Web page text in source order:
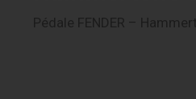
Pédale FENDER –